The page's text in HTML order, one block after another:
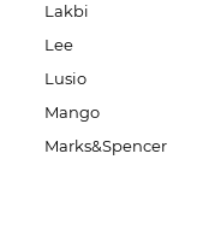
Lakbi
Lee
Lusio
Mango
Marks&Spencer